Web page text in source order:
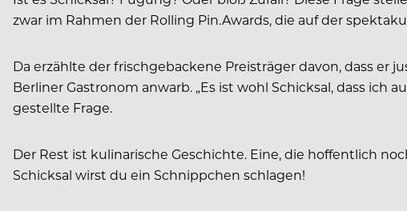
zwar im Rahmen der Rolling Pin.Awards, die auf der
Da erzählte der frischgebackene Preisträger davon, dass er
Berliner Gastronom anwarb. „Es ist wohl Schicksal, dass
gestellte Frage.
Der Rest ist kulinarische Geschichte. Eine, die hoffentlich
Schicksal wirst du ein Schnippchen schlagen!